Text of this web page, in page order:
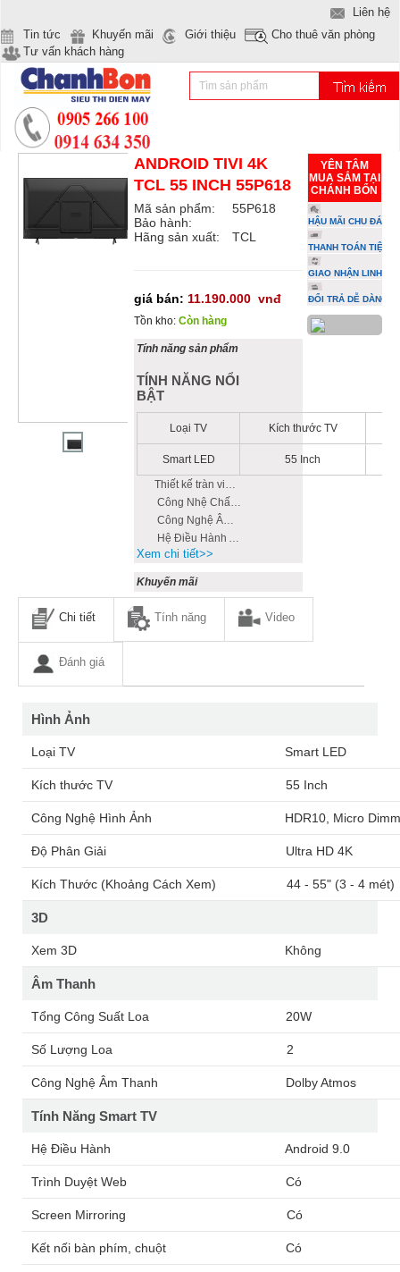
Liên hệ
Tin tức
Khuyến mãi Giới thiệu
Cho thuê văn phòng
Tư vấn khách hàng
ANDROID TIVI 4K
TCL 55 INCH 55P618
Mã sản phẩm:
55P618
Bảo hành:
Hãng sản xuất:
TCL
giá bán: 11.190.000 vnđ
Tồn kho: Còn hàng
Tính năng sản phẩm
TÍNH NĂNG NỔI
BẬT
Loại TV Kích thước TV
Smart LED 55 Inch
Xem chi tiết>>
Khuyến mãi
YÊN TÂM
MUA SẮM TẠI
CHÁNH BỔN
HẬU MÃI CHU ĐÁO
THANH TOÁN TIỆN
GIAO NHẬN LINH
ĐỔI TRẢ DỄ DÀNG
Chi tiết Tính năng Video
Đánh giá
Hình Ảnh
Loại TV Smart LED
Kích thước TV 55 Inch
Công Nghệ Hình Ảnh HDR10, Micro
Độ Phân Giải Ultra HD 4K
Kích Thước (Khoảng Cách Xem) 44 - 55" (3 - 4 mét)
3D
Xem 3D Không
Âm Thanh
Tổng Công Suất Loa 20W
Số Lượng Loa 2
Công Nghệ Âm Thanh Dolby Atmos
Tính Năng Smart TV
Hệ Điều Hành Android 9.0
Trình Duyệt Web Có
Screen Mirroring Có
Kết nối bàn phím, chuột Có